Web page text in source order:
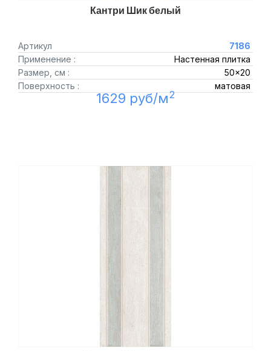
Кантри Шик белый
Артикул
7186
Применение :
Настенная плитка
Размер, см :
50x20
Поверхность :
матовая
1629 руб/м2